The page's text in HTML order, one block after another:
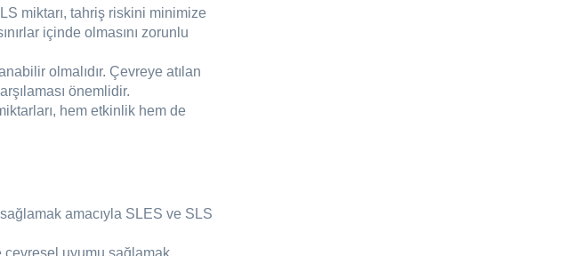
miktarı, tahriş riskini minimize
içinde olmasını zorunlu
olmalıdır. Çevreye atılan
önemlidir.
hem etkinlik hem de
amacıyla SLES ve SLS
uyumu sağlamak